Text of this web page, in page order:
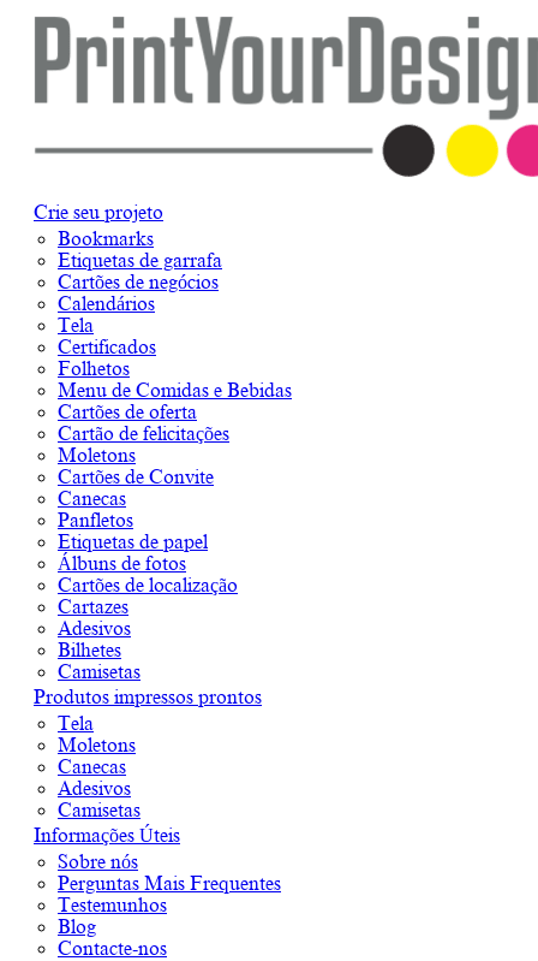
Crie seu projeto
Bookmarks
Etiquetas de garrafa
Cartões de negócios
Calendários
Tela
Certificados
Folhetos
Menu de Comidas e Bebidas
Cartões de oferta
Cartão de felicitações
Moletons
Cartões de Convite
Canecas
Panfletos
Etiquetas de papel
Álbuns de fotos
Cartões de localização
Cartazes
Adesivos
Bilhetes
Camisetas
Produtos impressos prontos
Tela
Moletons
Canecas
Adesivos
Camisetas
Informações Úteis
Sobre nós
Perguntas Mais Frequentes
Testemunhos
Blog
Contacte-nos